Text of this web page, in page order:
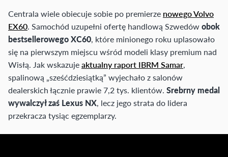
Centrala wiele obiecuje sobie po premierze nowego Volvo
EX60. Samochód uzupełni ofertę handlową Szwedówobok
bestsellerowego XC60, które minionego roku uplasowało
się na pierwszym miejscu wśród modeli klasy premium nad
Wisłą. Jak wskazujeaktualny raport IBRM Samar,
spalinową „sześćdziesiątką” wyjechało z salonów
dealerskich łącznie prawie 7,2 tys. klientów. Srebrny medal
wywalczył zaś Lexus NX, lecz jego strata do lidera
przekracza tysiąc egzemplarzy.